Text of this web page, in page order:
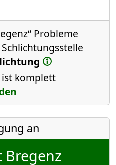
Probleme
komplett
an
Bregenz